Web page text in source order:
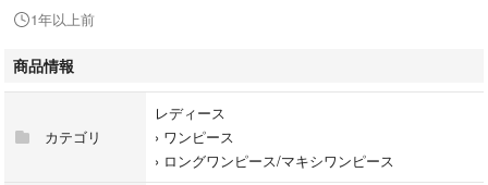
質問やお値下げ交渉などお気軽にコメントください^^
1年以上前
商品情報
カテゴリ
レディース
› ワンピース
› ロングワンピース/マキシワンピース